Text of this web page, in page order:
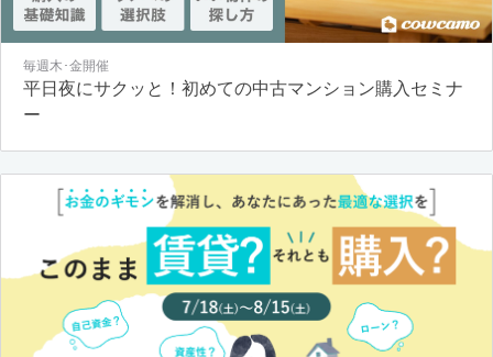
毎週木･金開催
平日夜にサクッと！初めての中古マンション購入セミナ
ー